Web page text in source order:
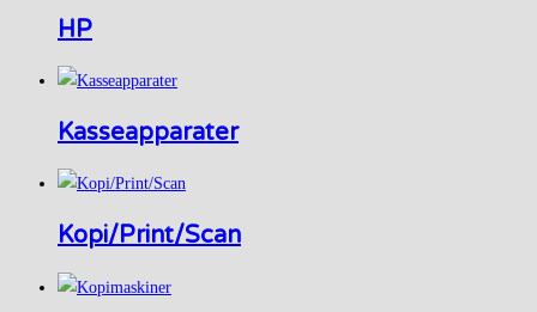
HP
Kasseapparater
Kopi/Print/Scan